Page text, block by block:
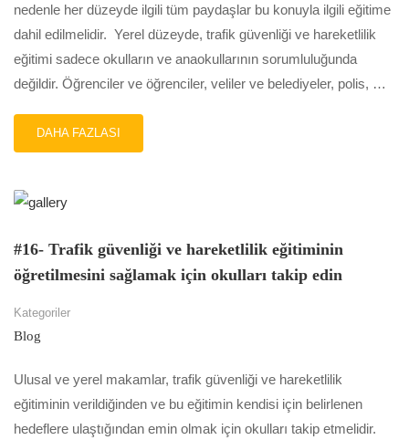
nedenle her düzeyde ilgili tüm paydaşlar bu konuyla ilgili eğitime
dahil edilmelidir. Yerel düzeyde, trafik güvenliği ve hareketlilik
eğitimi sadece okulların ve anaokullarının sorumluluğunda
değildir. Öğrenciler ve öğrenciler, veliler ve belediyeler, polis, …
READ
MORE
ÖĞRENCILERI,
VE
TÜM
ILGILI
DAHIL
EDIN
DAHA FAZLASI
#16- Trafik güvenliği ve hareketlilik eğitiminin
öğretilmesini sağlamak için okulları takip edin
Kategoriler
Blog
Ulusal ve yerel makamlar, trafik güvenliği ve hareketlilik
eğitiminin verildiğinden ve bu eğitimin kendisi için belirlenen
hedeflere ulaştığından emin olmak için okulları takip etmelidir.